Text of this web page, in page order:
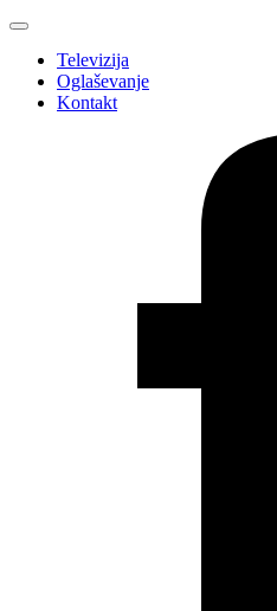
Televizija
Oglaševanje
Kontakt